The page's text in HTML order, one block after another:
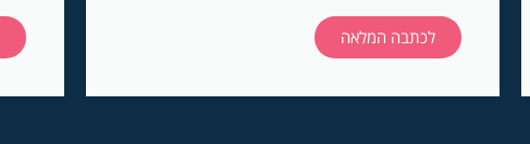
לכתבה המלאה